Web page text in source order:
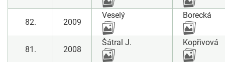
82. 2009
Veselý Borecká
81. 2008
Šátral J. Kopřivová